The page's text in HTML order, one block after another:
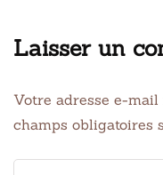
Laisser un
Votre adresse e-mail
champs obligatoires